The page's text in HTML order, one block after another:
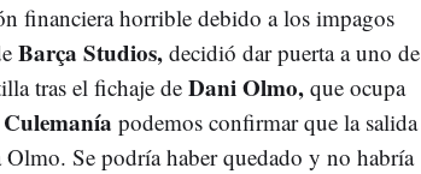
financiera horrible debido a los impagos
Barça Studios, decidió dar puerta a uno de
tras el fichaje de Dani Olmo, que ocupa
Culemanía podemos confirmar que la salida
Se podría haber quedado y no habría